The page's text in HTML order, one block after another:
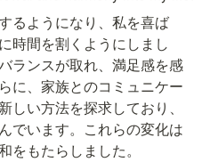
るようになり、私を喜ば
時間を割くようにしまし
ランスが取れ、満足感を感
に、家族とのコミュニケー
しい方法を探求しており、
でいます。これらの変化は
をもたらしました。